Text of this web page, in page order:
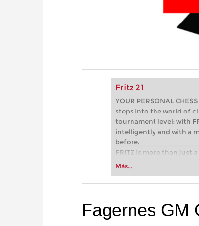
Fritz 21
YOUR PERSONAL
steps into the world of
tournament level: with
intelligently and with a
before.
FRITZ is more than just
Whether you’re taking
more efficiently,
Más...
Fagernes GM